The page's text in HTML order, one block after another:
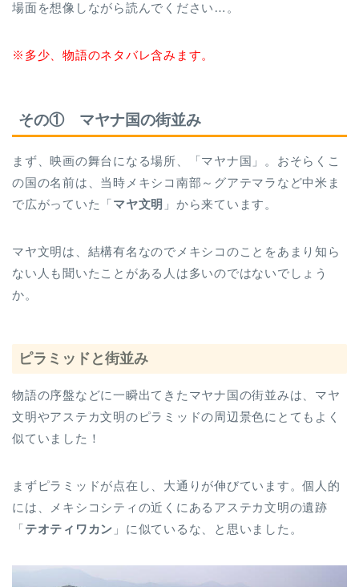
場面を想像しながら読んでください…。
※多少、物語のネタバレ含みます。
その① マヤナ国の街並み
まず、映画の舞台になる場所、「マヤナ国」。おそらくこ
の国の名前は、当時メキシコ南部～グアテマラなど中米ま
で広がっていた「マヤ文明 」から来ています。
マヤ文明は、結構有名なのでメキシコのことをあまり知ら
ない人も聞いたことがある人は多いのではないでしょう
か。
ピラミッドと街並み
物語の序盤などに一瞬出てきたマヤナ国の街並みは、マヤ
文明やアステカ文明のピラミッドの周辺景色にとてもよく
似ていました！
まずピラミッドが点在し、大通りが伸びています。個人的
には、メキシコシティの近くにあるアステカ文明の遺跡
「テオティワカン 」に似ているな、と思いました。